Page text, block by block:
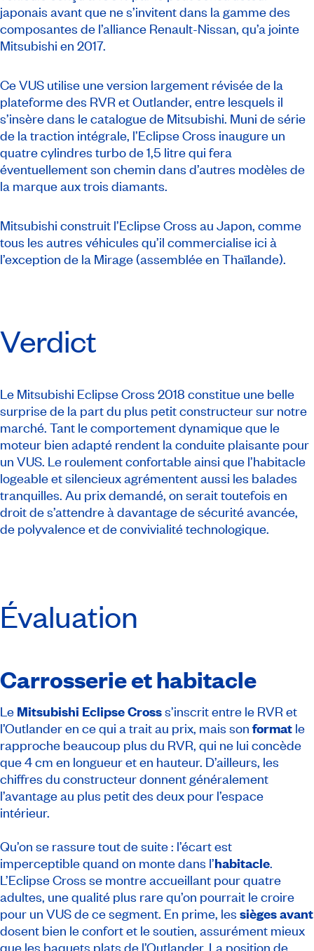
japonais avant que ne s’invitent dans la gamme des
composantes de l’alliance Renault-Nissan, qu’a jointe
Mitsubishi en 2017.
Ce VUS utilise une version largement révisée de la
plateforme des RVR et Outlander, entre lesquels il
s’insère dans le catalogue de Mitsubishi. Muni de série
de la traction intégrale, l’Eclipse Cross inaugure un
quatre cylindres turbo de 1,5 litre qui fera
éventuellement son chemin dans d’autres modèles de
la marque aux trois diamants.
Mitsubishi construit l’Eclipse Cross au Japon, comme
tous les autres véhicules qu’il commercialise ici à
l’exception de la Mirage (assemblée en Thaïlande).
Verdict
Le Mitsubishi Eclipse Cross 2018 constitue une belle
surprise de la part du plus petit constructeur sur notre
marché. Tant le comportement dynamique que le
moteur bien adapté rendent la conduite plaisante pour
un VUS. Le roulement confortable ainsi que l’habitacle
logeable et silencieux agrémentent aussi les balades
tranquilles. Au prix demandé, on serait toutefois en
droit de s’attendre à davantage de sécurité avancée,
de polyvalence et de convivialité technologique.
Évaluation
Carrosserie et habitacle
Le Mitsubishi Eclipse Crosss’inscrit entre le RVR et
l’Outlander en ce qui a trait au prix, mais son format le
rapproche beaucoup plus du RVR, qui ne lui concède
que 4 cm en longueur et en hauteur. D’ailleurs, les
chiffres du constructeur donnent généralement
l’avantage au plus petit des deux pour l’espace
intérieur.
Qu’on se rassure tout de suite : l’écart est
imperceptible quand on monte dans l’habitacle.
L’Eclipse Cross se montre accueillant pour quatre
adultes, une qualité plus rare qu’on pourrait le croire
pour un VUS de ce segment. En prime, les sièges avant
dosent bien le confort et le soutien, assurément mieux
que les baquets plats de l’Outlander. La position de